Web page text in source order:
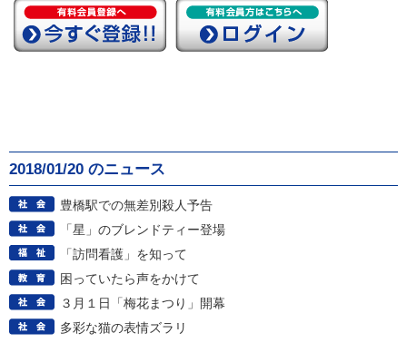
2018/01/20 のニュース
豊橋駅での無差別殺人予告
「星」のブレンドティー登場
「訪問看護」を知って
困っていたら声をかけて
３月１日「梅花まつり」開幕
多彩な猫の表情ズラリ